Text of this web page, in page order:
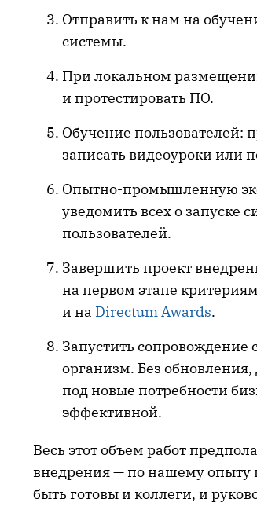
Отправить к нам на
системы.
При локальном
и протестировать ПО.
Обучение пользователей:
записать видеоуроки или
Опытно-промышленную
уведомить всех о запуске
пользователей.
Завершить проект
на первом этапе
и на Directum Awards.
Запустить
организм. Без
под новые потребности
эффективной.
Весь этот объем работ
внедрения — по нашему опыту
быть готовы и коллеги, и